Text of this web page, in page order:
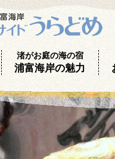
渚がお庭の海の宿
浦富海岸の魅力